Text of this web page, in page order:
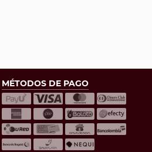
MÉTODOS DE PAGO